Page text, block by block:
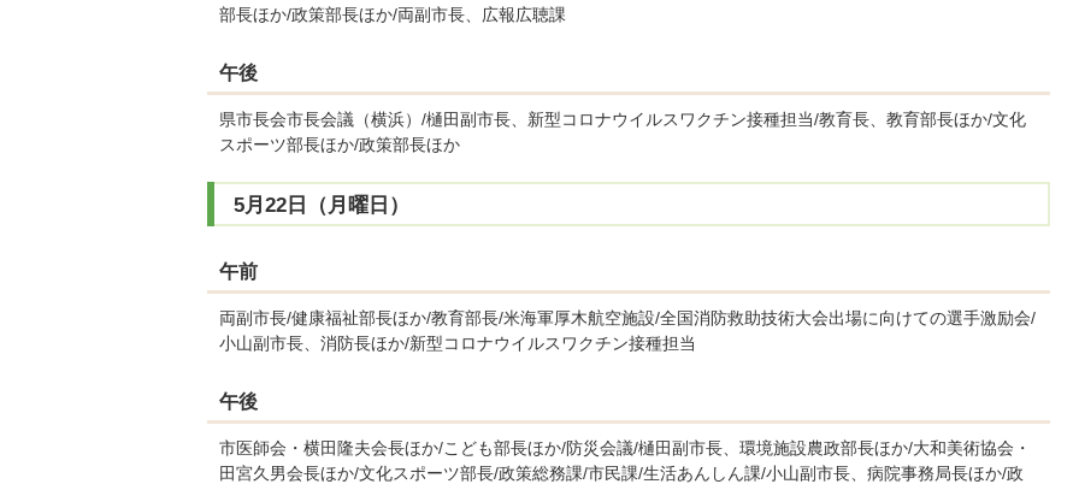
部長ほか/政策部長ほか/両副市長、広報広聴課
午後
県市長会市長会議（横浜）/樋田副市長、新型コロナウイルスワクチン接種担当/教育長、教育部長ほか/文化
スポーツ部長ほか/政策部長ほか
5月22日（月曜日）
午前
両副市長/健康福祉部長ほか/教育部長/米海軍厚木航空施設/全国消防救助技術大会出場に向けての選手激励会/
小山副市長、消防長ほか/新型コロナウイルスワクチン接種担当
午後
市医師会・横田隆夫会長ほか/こども部長ほか/防災会議/樋田副市長、環境施設農政部長ほか/大和美術協会・
田宮久男会長ほか/文化スポーツ部長/政策総務課/市民課/生活あんしん課/小山副市長、病院事務局長ほか/政